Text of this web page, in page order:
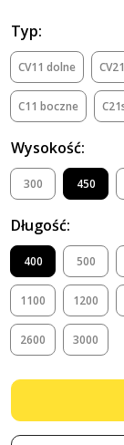
Typ:
CV11 dolne
C11 boczne
Wysokość:
300 450
Długość:
400 500
1100 1200
2600 3000